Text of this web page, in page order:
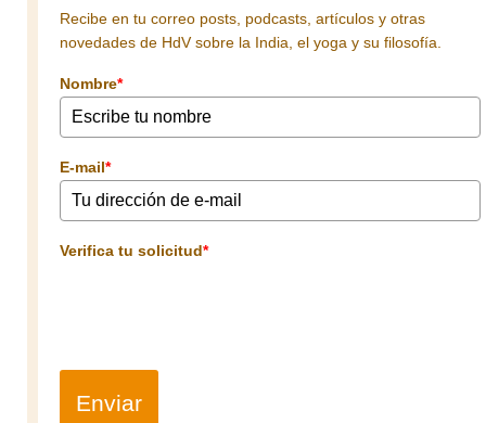
Recibe en tu correo posts, podcasts, artículos y otras
novedades de HdV sobre la India, el yoga y su filosofía.
Nombre*
E-mail*
Verifica tu solicitud*
Enviar